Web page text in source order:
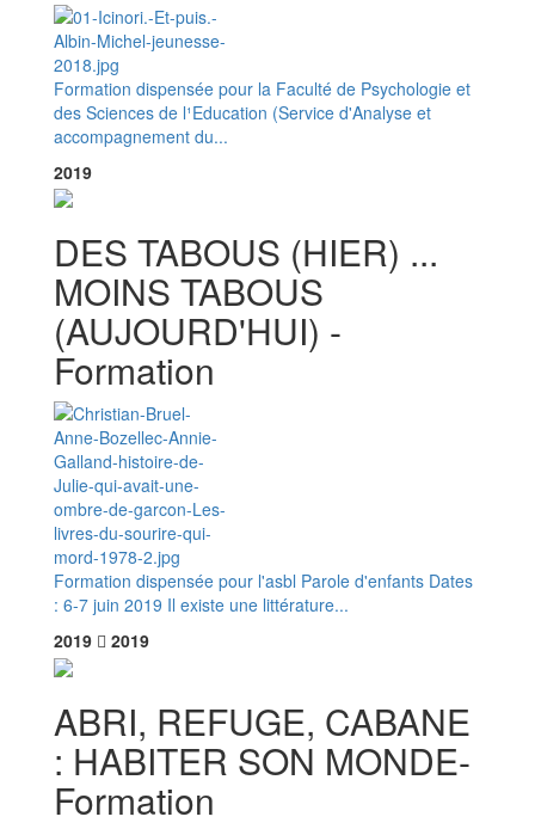
Formation dispensée pour la Faculté de Psychologie et
des Sciences de l¹Education (Service d'Analyse et
accompagnement du...
2019
DES TABOUS (HIER) ...
MOINS TABOUS
(AUJOURD'HUI) -
Formation
Formation dispensée pour l'asbl Parole d'enfants Dates
: 6-7 juin 2019 Il existe une littérature...
2019
2019
ABRI, REFUGE, CABANE
: HABITER SON MONDE-
Formation